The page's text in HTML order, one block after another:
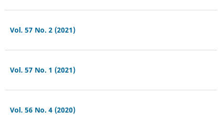
Vol. 57 No. 2 (2021)
Vol. 57 No. 1 (2021)
Vol. 56 No. 4 (2020)